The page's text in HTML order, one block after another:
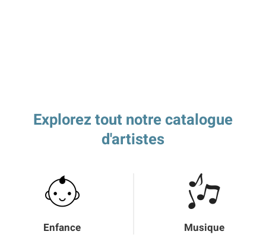
Explorez tout notre catalogue
d'artistes
Enfance Musique